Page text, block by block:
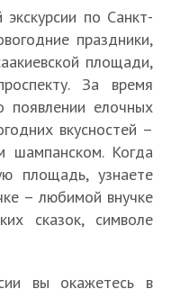
по Санкт-
праздники,
площади,
За время
появлении елочных
вкусностей –
шампанском. Когда
площадь, узнаете
– любимой внучке
сказок, символе
вы окажетесь в